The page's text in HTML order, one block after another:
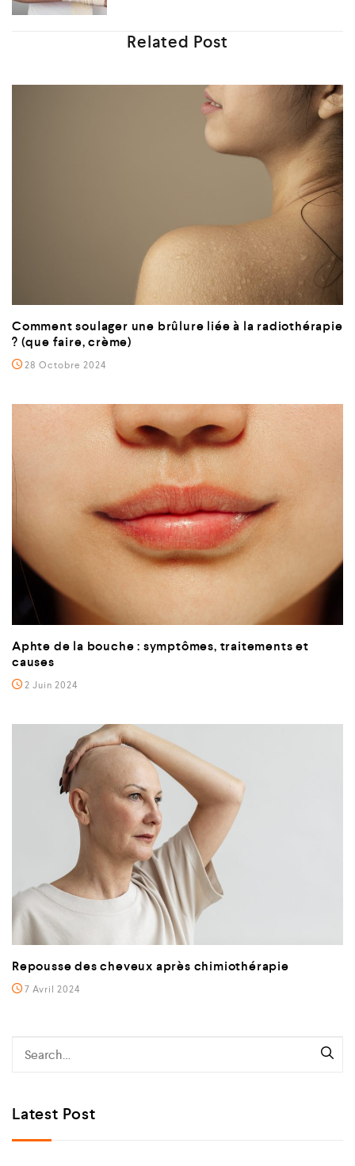
Related Post
Comment soulager une brûlure liée à la radiothérapie
? (que faire, crème)
28 Octobre 2024
Aphte de la bouche : symptômes, traitements et
causes
2 Juin 2024
Repousse des cheveux après chimiothérapie
7 Avril 2024
Latest Post